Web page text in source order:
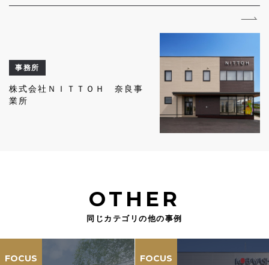
事務所
株式会社ＮＩＴＴＯＨ 奈良事
業所
OTHER
同じカテゴリの他の事例
FOCUS FOCUS